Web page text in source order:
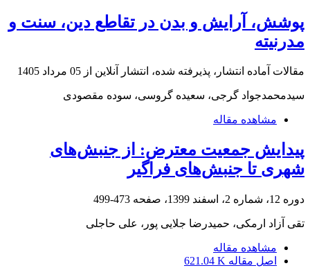
پوشش، آرایش و بدن در تقاطع دین، سنت و
مدرنیته
مقالات آماده انتشار، پذیرفته شده، انتشار آنلاین از 05 مرداد 1405
سیدمحمدجواد گرجی، سعیده گروسی، سوده مقصودی
مشاهده مقاله
پیدایش جمعیت معترض: از جنبش‌های
شهری تا جنبش‌های فراگیر
دوره 12، شماره 2، اسفند 1399، صفحه 473-499
تقی آزاد ارمکی، حمیدرضا جلایی پور، علی حاجلی
مشاهده مقاله
اصل مقاله 621.04 K